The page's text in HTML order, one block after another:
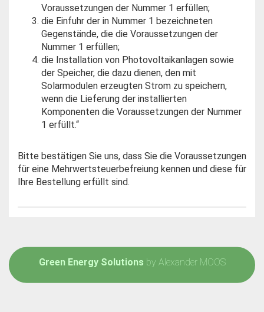
Voraussetzungen der Nummer 1 erfüllen;
die Einfuhr der in Nummer 1 bezeichneten
Gegenstände, die die Voraussetzungen der
Nummer 1 erfüllen;
die Installation von Photovoltaikanlagen sowie
der Speicher, die dazu dienen, den mit
Solarmodulen erzeugten Strom zu speichern,
wenn die Lieferung der installierten
Komponenten die Voraussetzungen der Nummer
1 erfüllt.“
Bitte bestätigen Sie uns, dass Sie die Voraussetzungen
für eine Mehrwertsteuerbefreiung kennen und diese für
Ihre Bestellung erfüllt sind.
Green Energy Solutions by Alexander MOOS